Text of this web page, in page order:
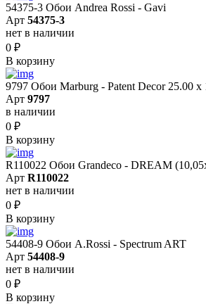
54375-3 Обои Andrea Rossi - Gavi
Арт 54375-3
нет в наличии
0 ₽
В корзину
9797 Обои Marburg - Patent Decor 25.00 х
Арт 9797
в наличии
0 ₽
В корзину
R110022 Обои Grandeco - DREAM
Арт R110022
нет в наличии
0 ₽
В корзину
54408-9 Обои A.Rossi - Spectrum ART
Арт 54408-9
нет в наличии
0 ₽
В корзину